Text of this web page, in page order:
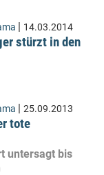
| 14.03.2014
stürzt in den
| 25.09.2013
tote
untersagt bis